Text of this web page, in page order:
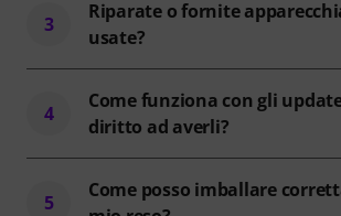
3
Riparate o fornite
usate?
4
Come funziona con gli
diritto ad averli?
5
Come posso imballare